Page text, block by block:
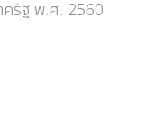
ครัฐ พ.ศ. 2560